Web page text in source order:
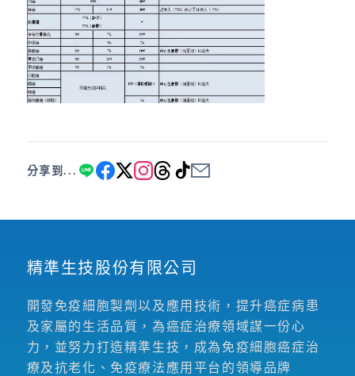
分享到...
精準生技股份有限公司
開發免疫細胞製劑以及應用技術，提升癌症病患
及家屬的生活品質，為癌症治療領域謀一份心
力，並努力打造精準生技，成為免疫細胞癌症治
療及抗老化、免疫療法應用平台的領導品牌